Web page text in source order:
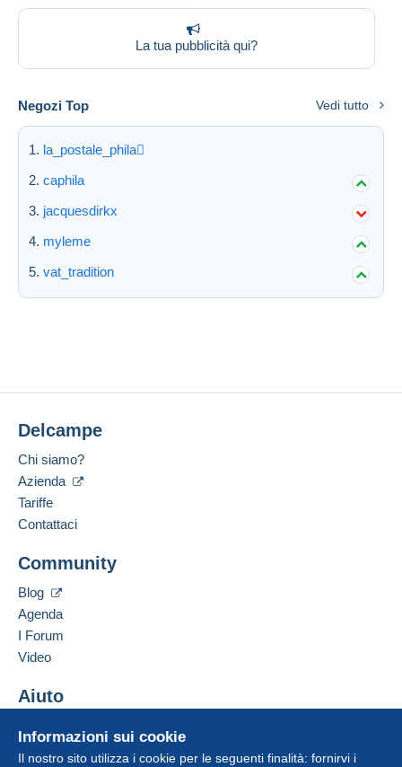
La tua pubblicità qui?
Negozi Top Vedi tutto
la_postale_phila
caphila
jacquesdirkx
myleme
vat_tradition
Informazioni sui cookie
Il nostro sito utilizza i cookie per le seguenti finalità: fornirvi i
Delcampe
Chi siamo?
Azienda
Tariffe
Contattaci
Community
Blog
Agenda
I Forum
Video
Aiuto
Acquistare su Delcampe